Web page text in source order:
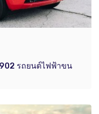
รถยนต์ไฟฟ้าขน